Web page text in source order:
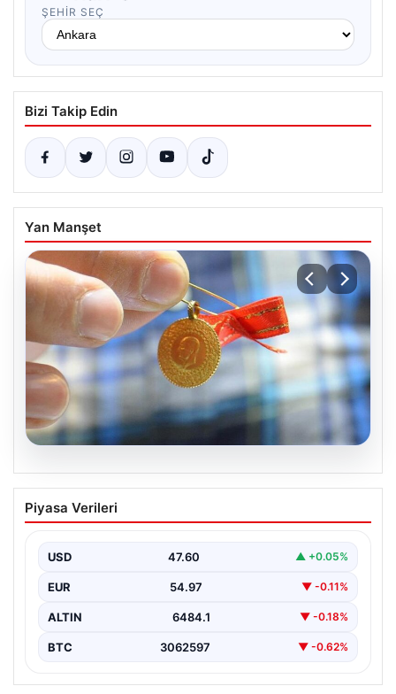
ŞEHIR SEÇ
Bizi Takip Edin
Yan Manşet
Altın fiyatları canlı 8 Nisan 2026: Altın
fiyatları ne kadar oldu? Gram, çeyrek,
fiyatları
Piyasa Verileri
USD 47.60 ▲ +0.05%
EUR 54.97 ▼ -0.11%
ALTIN 6484.1 ▼ -0.18%
BTC 3062597 ▼ -0.62%